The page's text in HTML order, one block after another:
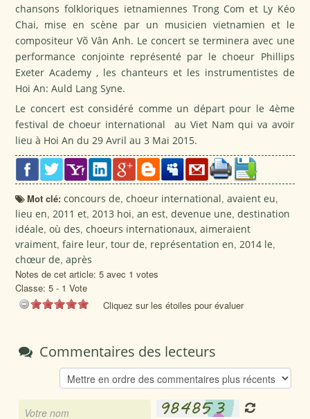
chansons folkloriques ietnamiennes Trong Com et Ly Kéo
Chai, mise en scène par un musicien vietnamien et le
compositeur Võ Vân Anh. Le concert se terminera avec une
performance conjointe représenté par le choeur Phillips
Exeter Academy , les chanteurs et les instrumentistes de
Hoi An: Auld Lang Syne.
Le concert est considéré comme un départ pour le 4ème
festival de choeur international au Viet Nam qui va avoir
lieu à Hoi An du 29 Avril au 3 Mai 2015.
Mot clé:concours de,choeur international,avaient eu,
lieu en, 2011 et, 2013 hoi,an est,devenue une,destination
idéale,où des,choeurs internationaux,aimeraient
vraiment,faire leur,tour de, représentation en, 2014 le,
chœur de,après
Notes de cet article: 5 avec 1 votes
Classe:5 - 1 Vote
Cliquez sur les étoiles pour évaluer
Commentaires des lecteurs